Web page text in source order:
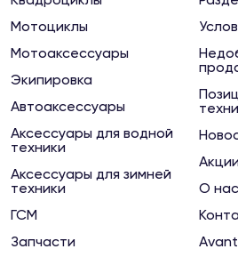
Магазин "Мотомаркет"
Сыктывкар, ул. Морозова, 209
Магазин "Мототехника на
Вязники, ул.Новая, 7
Мотоциклы
Мотоаксессуары
Экипировка
Автоаксессуары
Аксессуары для водной
техники
Аксессуары для зимней
техники
ГСМ
Запчасти
Акции
О нас